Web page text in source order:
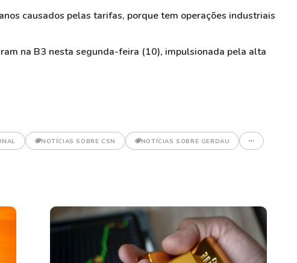
causados pelas tarifas, porque tem operações industriais
na B3 nesta segunda-feira (10), impulsionada pela alta
NOTÍCIAS SOBRE CSN NOTÍCIAS SOBRE GERDAU